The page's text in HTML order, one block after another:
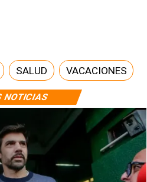
NOTICIAS
SALUD VACACIONES